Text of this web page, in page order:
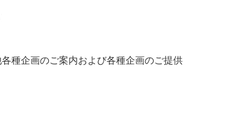
各種企画のご案内および各種企画のご提供